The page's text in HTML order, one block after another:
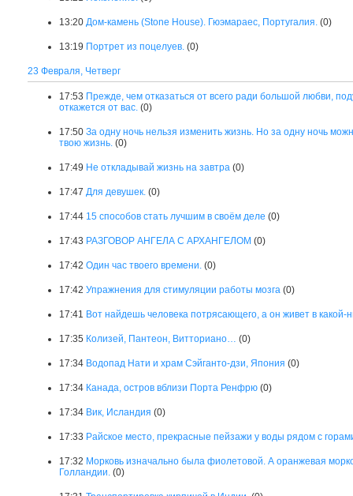
13:20 Дом-камень (Stone House). Гюэмараес, Португалия. (0)
13:19 Портрет из поцелуев. (0)
23 Февраля, Четверг
17:53 Прежде, чем отказаться от всего ради большой любви,
откажется от вас. (0)
17:50 За одну ночь нельзя изменить жизнь. Но за одну ночь
твою жизнь. (0)
17:49 Не откладывай жизнь на завтра (0)
17:47 Для девушек. (0)
17:44 15 способов стать лучшим в своём деле (0)
17:43 РАЗГОВОР АНГЕЛА С АРХАНГЕЛОМ (0)
17:42 Один час твоего времени. (0)
17:42 Упражнения для стимуляции работы мозга (0)
17:41 Вот найдешь человека потрясающего, а он живет в какой-
17:35 Колизей, Пантеон, Витториано… (0)
17:34 Водопад Нати и храм Сэйганто-дзи, Япония (0)
17:34 Канада, остров вблизи Порта Ренфрю (0)
17:34 Вик, Исландия (0)
17:33 Райское место, прекрасные пейзажи у воды рядом с
17:32 Морковь изначально была фиолетовой. А оранжевая
Голландии. (0)